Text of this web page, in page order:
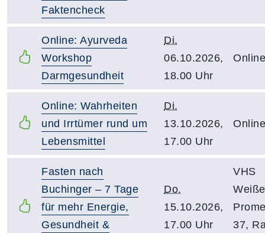
Faktencheck
Online: Ayurveda
Workshop
Darmgesundheit
Di.
06.10.2026,
18.00 Uhr
Online
Online: Wahrheiten
und Irrtümer rund um
Lebensmittel
Di.
13.10.2026,
17.00 Uhr
Online
Fasten nach
Buchinger – 7 Tage
für mehr Energie,
Gesundheit &
Do.
15.10.2026,
17.00 Uhr
VHS
37,